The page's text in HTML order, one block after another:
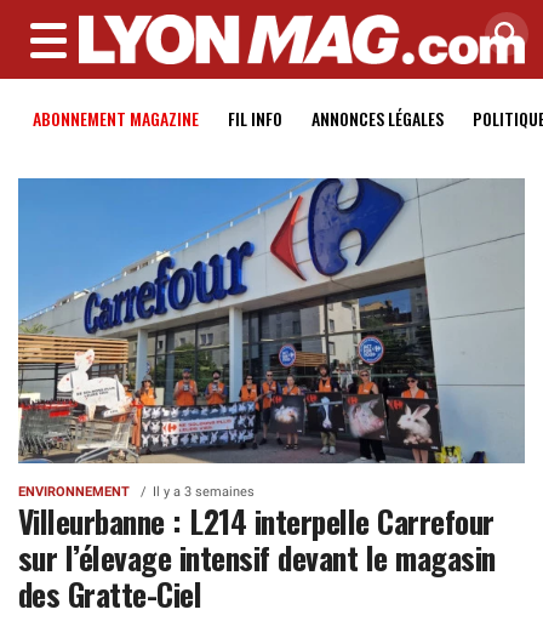
MENU
ABONNEMENT MAGAZINE FIL INFO ANNONCES LÉGALES
ENVIRONNEMENT Il y a 3 semaines
Villeurbanne : L214 interpelle Carrefour
sur l’élevage intensif devant le magasin
des Gratte-Ciel